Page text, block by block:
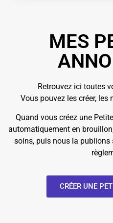
MES
Retrouvez ici toutes
Vous pouvez les créer, les
Quand vous créez une
automatiquement en
soins, puis nous la
CRÉER UNE